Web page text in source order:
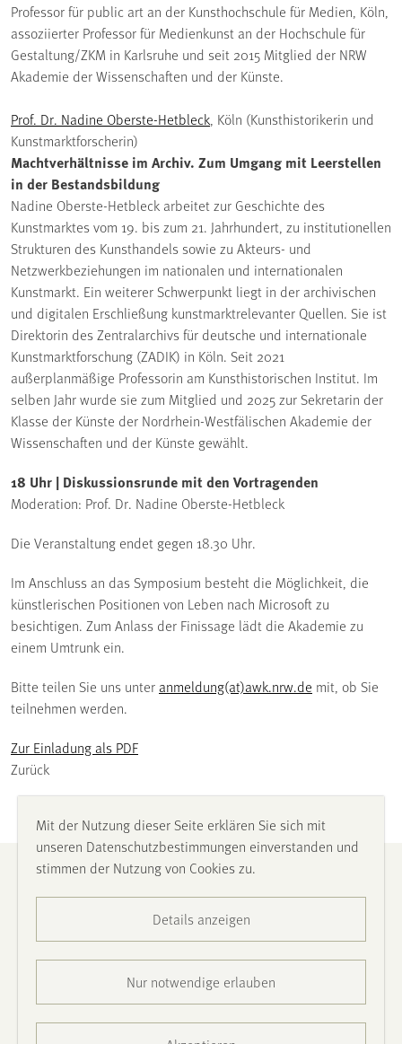
Professor für public art an der Kunsthochschule für Medien, Köln,
assoziierter Professor für Medienkunst an der Hochschule für
Gestaltung/ZKM in Karlsruhe und seit 2015 Mitglied der NRW
Akademie der Wissenschaften und der Künste.
Prof. Dr. Nadine Oberste-Hetbleck , Köln (Kunsthistorikerin und
Kunstmarktforscherin)
Machtverhältnisse im Archiv. Zum Umgang mit Leerstellen
in der Bestandsbildung
Nadine Oberste-Hetbleck arbeitet zur Geschichte des
Kunstmarktes vom 19. bis zum 21. Jahrhundert, zu institutionellen
Strukturen des Kunsthandels sowie zu Akteurs- und
Netzwerkbeziehungen im nationalen und internationalen
Kunstmarkt. Ein weiterer Schwerpunkt liegt in der archivischen
und digitalen Erschließung kunstmarktrelevanter Quellen. Sie ist
Direktorin des Zentralarchivs für deutsche und internationale
Kunstmarktforschung (ZADIK) in Köln. Seit 2021
außerplanmäßige Professorin am Kunsthistorischen Institut. Im
selben Jahr wurde sie zum Mitglied und 2025 zur Sekretarin der
Klasse der Künste der Nordrhein-Westfälischen Akademie der
Wissenschaften und der Künste gewählt.
18 Uhr | Diskussionsrunde mit den Vortragenden
Moderation: Prof. Dr. Nadine Oberste-Hetbleck
Die Veranstaltung endet gegen 18.30 Uhr.
Im Anschluss an das Symposium besteht die Möglichkeit, die
künstlerischen Positionen von Leben nach Microsoft zu
besichtigen. Zum Anlass der Finissage lädt die Akademie zu
einem Umtrunk ein.
Bitte teilen Sie uns unter anmeldung(at)awk.nrw.de mit, ob Sie
teilnehmen werden.
Zur Einladung als PDF
Zurück
Impressum
Presse
Mit der Nutzung dieser Seite erklären Sie sich mit
unseren Datenschutzbestimmungen einverstanden und
stimmen der Nutzung von Cookies zu.
Details anzeigen
Nur notwendige erlauben